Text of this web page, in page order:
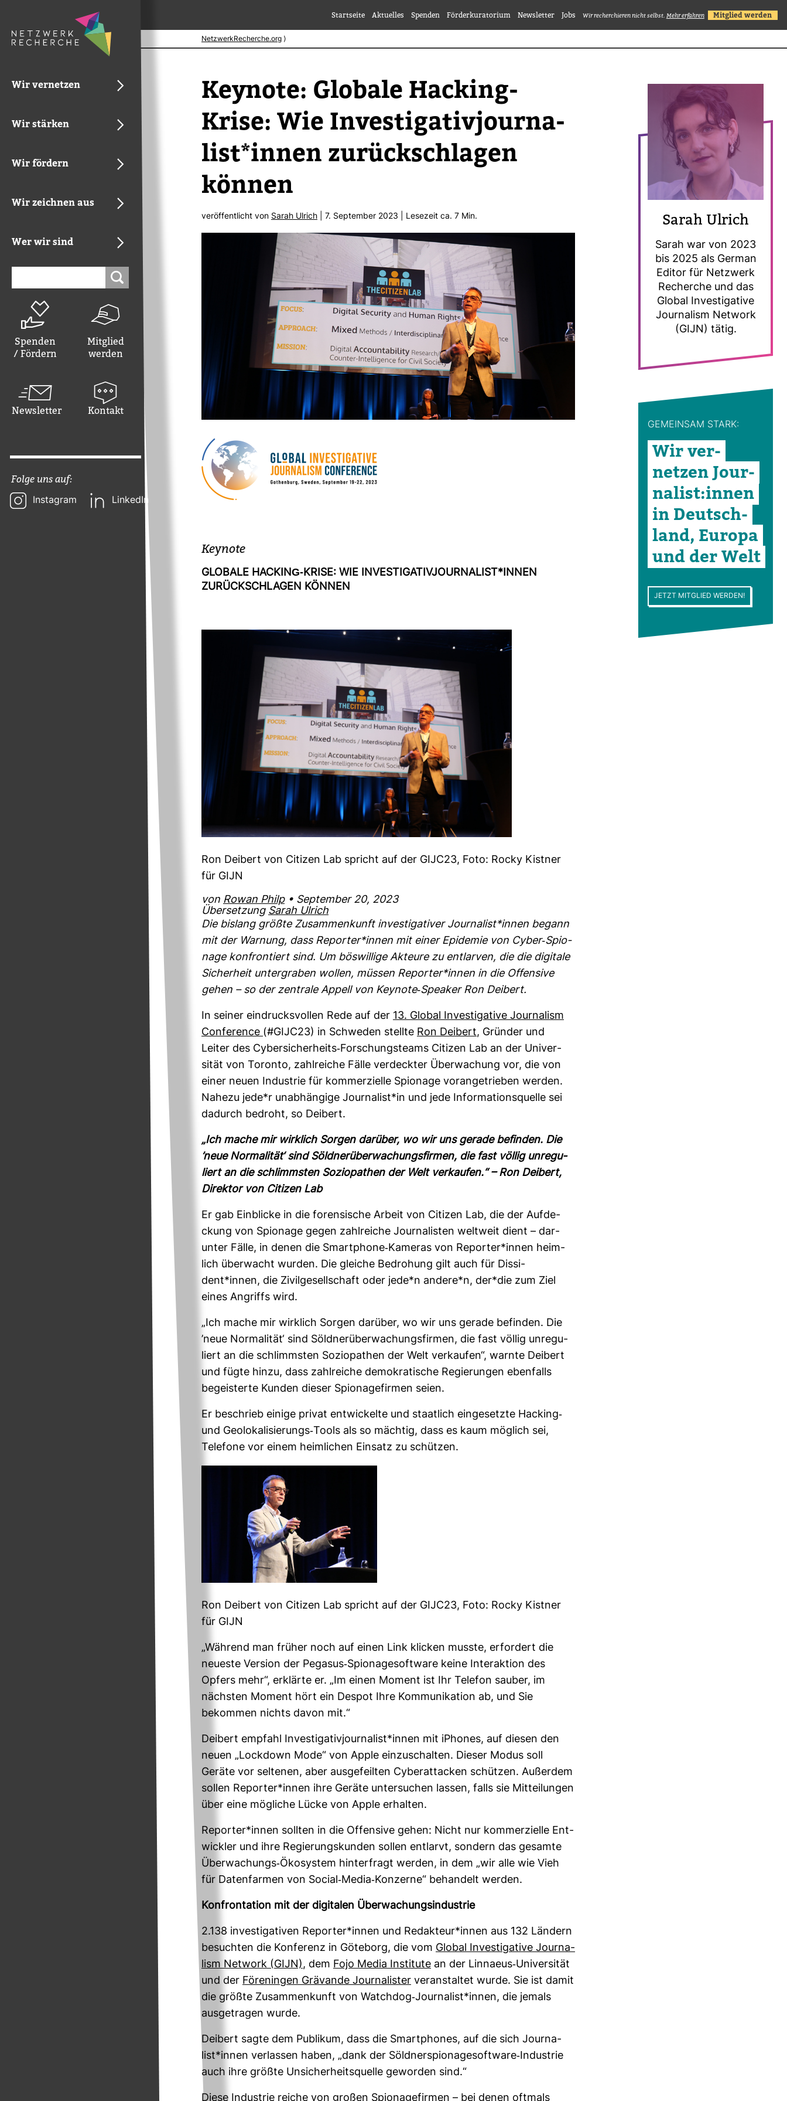
Wir vernetzen
Wir stärken
Wir fördern
Wir zeichnen aus
Wer wir sind
Spenden
/ Fördern
Mitglied
werden
Newsletter Kontakt
Folge uns auf:
Instagram LinkedIn
Startseite Aktuelles Spenden Förderkuratorium Newsletter Jobs Wir recherchieren nicht selbst. Mehr erfahren Mitglied werden
NetzwerkRecherche.org ⟩
Key­note: Glo­bale Hacking-​
Krise: Wie Inves­ti­ga­ti­vjour­na­
list*innen zurück­schlagen
können
ver­öf­fent­licht von Sarah Ulrich | 7. Sep­tember 2023 | Lese­zeit ca. 7 Min.
Key­note
GLO­BALE HACKING-​KRISE: WIE INVES­TI­GA­TI­VJOUR­NA­LIST*INNEN
ZURÜCK­SCHLAGEN KÖNNEN
Ron Dei­bert von Citizen Lab spricht auf der GIJC23, Foto: Rocky Kistner
für GIJN
von Rowan Philp• September 20, 2023
Übersetzung Sarah Ulrich
Die bis­lang größte Zusam­men­kunft inves­ti­ga­tiver Jour­na­list*innen begann
mit der War­nung, dass Reporter*innen mit einer Epi­demie von Cyber-​Spio­
nage kon­fron­tiert sind. Um bös­wil­lige Akteure zu ent­larven, die die digi­tale
Sicher­heit unter­graben wollen, müssen Reporter*innen in die Offen­sive
gehen – so der zen­trale Appell von Key­note-​Spe­aker Ron Dei­bert.
In seiner ein­drucks­vollen Rede auf der 13. Global Inves­ti­ga­tive Jour­na­lism
Con­fe­rence (#GIJC23) in Schweden stellte Ron Dei­bert, Gründer und
Leiter des Cyber­si­cher­heits-​For­schungs­teams Citizen Lab an der Uni­ver­
sität von Toronto, zahl­reiche Fälle ver­deckter Über­wa­chung vor, die von
einer neuen Indus­trie für kom­mer­zi­elle Spio­nage vor­an­ge­trieben werden.
Nahezu jede*r unab­hän­gige Jour­na­list*in und jede Infor­ma­ti­ons­quelle sei
dadurch bedroht, so Dei­bert.
„Ich mache mir wirk­lich Sorgen dar­über, wo wir uns gerade befinden. Die
’neue Nor­ma­lität‘ sind Söld­ner­über­wa­chungs­firmen, die fast völlig unre­gu­
liert an die schlimmsten Sozio­pa­then der Welt ver­kaufen.“ – Ron Dei­bert,
Direktor von Citizen Lab
Er gab Ein­blicke in die foren­si­sche Arbeit von Citizen Lab, die der Auf­de­
ckung von Spio­nage gegen zahl­reiche Jour­na­listen welt­weit dient – dar­
unter Fälle, in denen die Smart­phone-​Kameras von Reporter*innen heim­
lich über­wacht wurden. Die gleiche Bedro­hung gilt auch für Dis­si­
dent*innen, die Zivil­ge­sell­schaft oder jede*n andere*n, der*die zum Ziel
eines Angriffs wird.
„Ich mache mir wirk­lich Sorgen dar­über, wo wir uns gerade befinden. Die
’neue Nor­ma­lität‘ sind Söld­ner­über­wa­chungs­firmen, die fast völlig unre­gu­
liert an die schlimmsten Sozio­pa­then der Welt ver­kaufen“, warnte Dei­bert
und fügte hinzu, dass zahl­reiche demo­kra­ti­sche Regie­rungen eben­falls
begeis­terte Kunden dieser Spio­na­ge­firmen seien.
Er beschrieb einige privat ent­wi­ckelte und staat­lich ein­ge­setzte Hacking-​
und Geo­lo­ka­li­sie­rungs-​Tools als so mächtig, dass es kaum mög­lich sei,
Tele­fone vor einem heim­li­chen Ein­satz zu schützen.
Ron Dei­bert von Citizen Lab spricht auf der GIJC23, Foto: Rocky Kistner
für GIJN
„Wäh­rend man früher noch auf einen Link kli­cken musste, erfor­dert die
neu­este Ver­sion der Pegasus-​Spio­na­ge­soft­ware keine Inter­ak­tion des
Opfers mehr“, erklärte er. „Im einen Moment ist Ihr Telefon sauber, im
nächsten Moment hört ein Despot Ihre Kom­mu­ni­ka­tion ab, und Sie
bekommen nichts davon mit.“
Dei­bert emp­fahl Inves­ti­ga­ti­vjour­na­list*innen mit iPhones, auf diesen den
neuen „Lock­down Mode“ von Apple ein­zu­schalten. Dieser Modus soll
Geräte vor sel­tenen, aber aus­ge­feilten Cyber­at­ta­cken schützen. Außerdem
sollen Reporter*innen ihre Geräte unter­su­chen lassen, falls sie Mit­tei­lungen
über eine mög­liche Lücke von Apple erhalten.
Reporter*innen sollten in die Offen­sive gehen: Nicht nur kom­mer­zi­elle Ent­
wickler und ihre Regie­rungs­kunden sollen ent­larvt, son­dern das gesamte
Über­wa­chungs-​Öko­system hin­ter­fragt werden, in dem „wir alle wie Vieh
für Daten­farmen von Social-​Media-​Kon­zerne“ behan­delt werden.
Kon­fron­ta­tion mit der digi­talen Über­wa­chungs­in­dus­trie
2.138 inves­ti­ga­tiven Reporter*innen und Redak­teur*innen aus 132 Län­dern
besuchten die Kon­fe­renz in Göte­borg, die vom Global Inves­ti­ga­tive Jour­na­
lism Net­work (GIJN), dem Fojo Media Insti­tute an der Lin­naeus-​Uni­ver­sität
und der Fören­ingen Grä­vande Jour­na­lister ver­an­staltet wurde. Sie ist damit
die größte Zusam­men­kunft von Watchdog-​Jour­na­list*innen, die jemals
aus­ge­tragen wurde.
Dei­bert sagte dem Publikum, dass die Smart­phones, auf die sich Jour­na­
list*innen ver­lassen haben, „dank der Söld­ner­spio­na­ge­soft­ware-​Indus­trie
auch ihre größte Unsi­cher­heits­quelle geworden sind.“
Diese Indus­trie reiche von großen Spio­na­ge­firmen – bei denen oft­mals
Sarah Ulrich
Sarah war von 2023
bis 2025 als German
Editor für Netz­werk
Recherche und das
Global Inves­ti­ga­tive
Jour­na­lism Net­work
(GIJN) tätig.
GEMEINSAM STARK:
Wir ver­
netzen Jour­
na­list:innen
in Deutsch­
land, Europa
und der Welt
JETZT MITGLIED WERDEN!